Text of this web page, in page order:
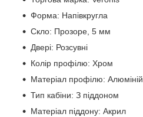
Форма: Напівкругла
Скло: Прозоре, 5 мм
Двері: Розсувні
Колір профілю: Хром
Матеріал профілю: Алюміній
Тип кабіни: З піддоном
Матеріал піддону: Акрил